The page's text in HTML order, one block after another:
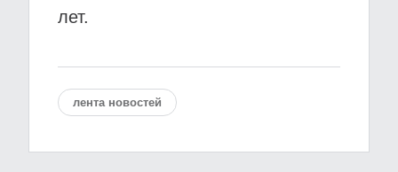
лет.
лента новостей